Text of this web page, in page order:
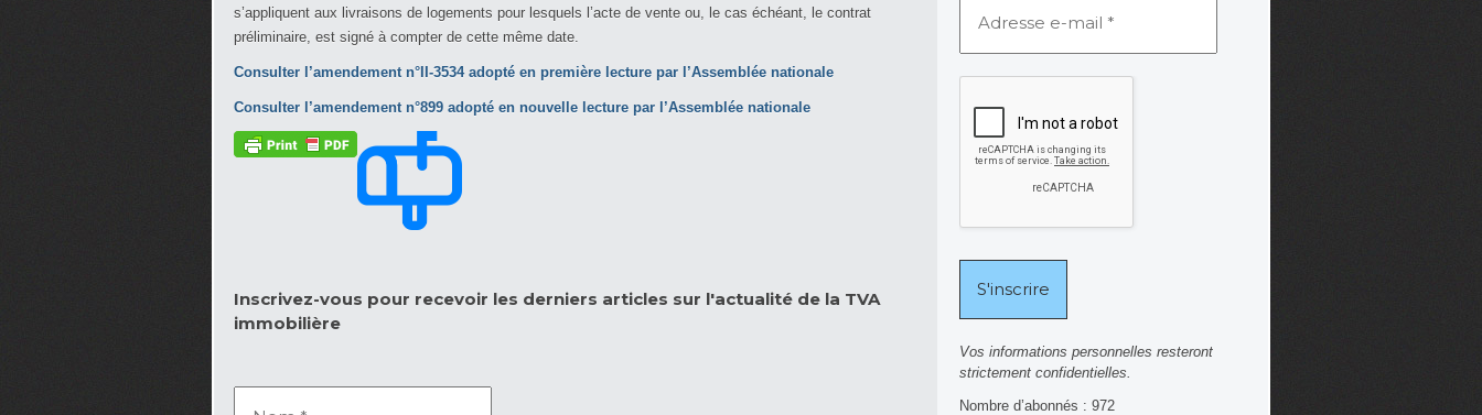
s’appliquent aux livraisons de logements pour lesquels l’acte de vente ou, le cas échéant, le contrat
préliminaire, est signé à compter de cette même date.
Consulter l’amendement n°II-3534 adopté en première lecture par l’Assemblée nationale
Consulter l’amendement n°899 adopté en nouvelle lecture par l’Assemblée nationale
Inscrivez-vous pour recevoir les derniers articles sur l'actualité de la TVA
immobilière
Vos informations personnelles resteront
strictement confidentielles.
Nombre d’abonnés : 972